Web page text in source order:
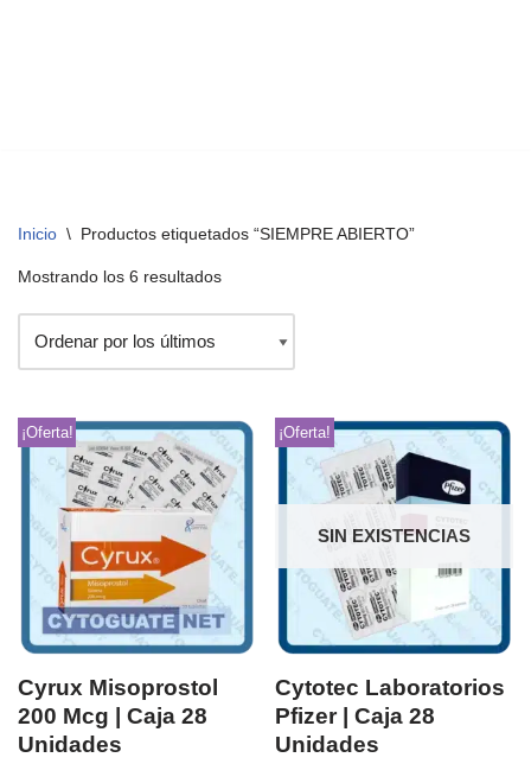
Inicio \ Productos etiquetados “SIEMPRE ABIERTO”
Mostrando los 6 resultados
¡Oferta!
Cyrux Misoprostol
200 Mcg | Caja 28
Unidades
SIN EXISTENCIAS
¡Oferta!
Cytotec Laboratorios
Pfizer | Caja 28
Unidades